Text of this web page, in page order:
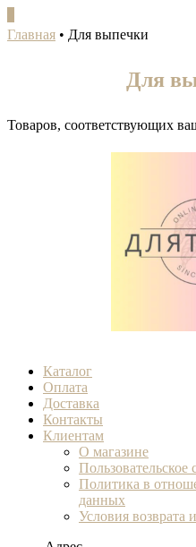
Главная • Для выпечки
Для
Товаров, соответствующих
Каталог
Оплата
Доставка
Контакты
Клиентам
О магазине
Пользовательское
Политика в
данных
Условия возврата